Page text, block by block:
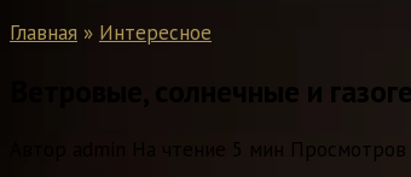
Главная » Интересное
Ветровые, солнечные и
На чтение 5 мин Просмотров